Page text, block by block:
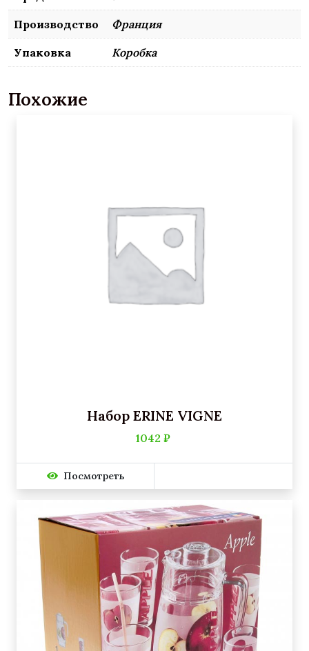
Производство Франция
Упаковка Коробка
Похожие
Набор ERINE VIGNE
1042 ₽
Посмотреть